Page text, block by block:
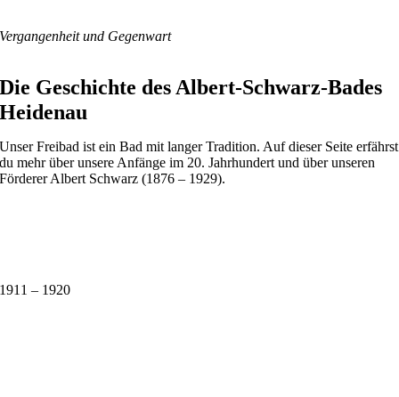
Vergangenheit und Gegenwart
Die Geschichte des Albert-Schwarz-Bades
Heidenau
Unser Freibad ist ein Bad mit langer Tradition. Auf dieser Seite erfährst
du mehr über unsere Anfänge im 20. Jahrhundert und über unseren
Förderer Albert Schwarz (1876 – 1929).
1911 – 1920